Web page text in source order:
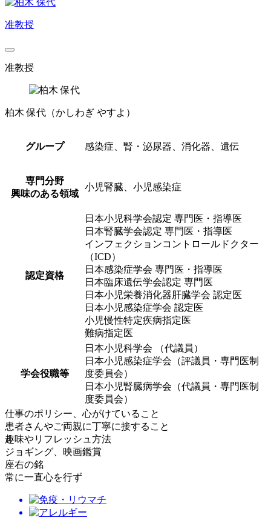
准教授
准教授
柏木 保代 （かしわぎ やすよ）
グループ 感染症、腎・泌尿器、消化器、遺伝
専門分野
興味のある領域
小児腎臓、小児感染症
認定資格
日本小児科学会認定 専門医・指導医
日本腎臓学会認定 専門医・指導医
インフェクションコントロールドクター
（ICD）
日本感染症学会 専門医・指導医
日本臨床遺伝学会認定 専門医
日本小児栄養消化器肝臓学会 認定医
日本小児感染症学会 認定医
小児慢性特定疾病指定医
難病指定医
学会役職等
日本小児科学会 （代議員）
日本小児感染症学会（評議員・専門医制
度委員会）
日本小児腎臓病学会（代議員・専門医制
度委員会）
仕事のポリシー、心がけていること
患者さんやご両親に丁寧に接すること
趣味やリフレッシュ方法
ジョギング、映画鑑賞
座右の銘
常に一直心を行ず